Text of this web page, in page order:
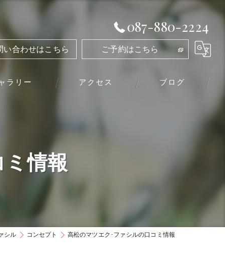
087-880-2224
い合わせはこちら ご予約はこちら
ラリー アクセス ブログ
情報
シル コンセプト 高松のマツエク･ファシルの口コミ情報